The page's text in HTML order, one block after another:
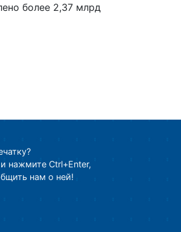
более 2,37 млрд
нажмите Ctrl+Enter,
нам о ней!